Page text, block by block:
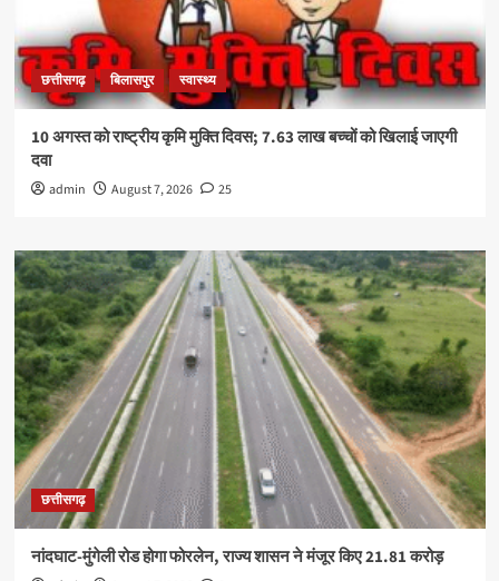
छत्तीसगढ़ बिलासपुर स्वास्थ्य
10 अगस्त को राष्ट्रीय कृमि मुक्ति दिवस; 7.63 लाख बच्चों को खिलाई जाएगी
दवा
admin August 7, 2026 25
छत्तीसगढ़
नांदघाट-मुंगेली रोड होगा फोरलेन, राज्य शासन ने मंजूर किए 21.81 करोड़